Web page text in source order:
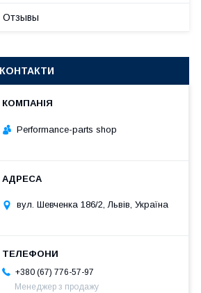
Отзывы
КОНТАКТИ
Performance-parts shop
вул. Шевченка 186/2, Львів, Україна
+380 (67) 776-57-97
Менеджер з продажу